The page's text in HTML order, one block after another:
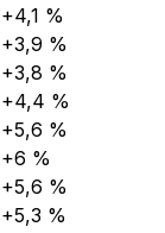
+4,1 %
+3,9 %
+3,8 %
+4,4 %
+5,6 %
+6 %
+5,6 %
+5,3 %